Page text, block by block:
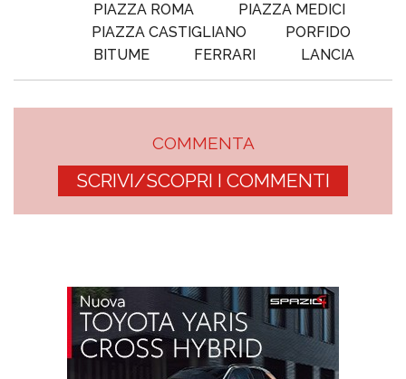
PIAZZA ROMA
PIAZZA MEDICI
PIAZZA CASTIGLIANO
PORFIDO
BITUME
FERRARI LANCIA
COMMENTA
SCRIVI/SCOPRI I COMMENTI